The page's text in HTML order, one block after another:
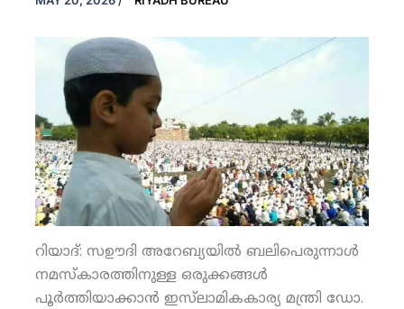
റിയാദ്: സഊദി അറേബ്യയില്‍ ബലിപെരുന്നാള്‍
നമസ്‌കാരത്തിനുള്ള ഒരുക്കങ്ങള്‍
പൂര്‍ത്തിയാക്കാന്‍ ഇസ്‌ലാമികകാര്യ മന്ത്രി ഡോ.